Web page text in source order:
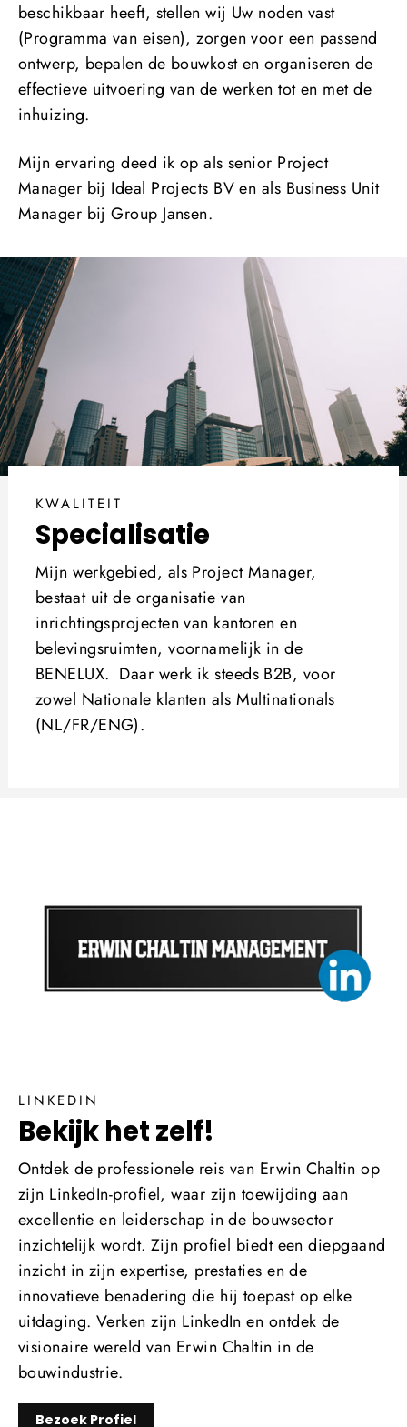
beschikbaar heeft, stellen wij Uw noden vast
(Programma van eisen), zorgen voor een passend
ontwerp, bepalen de bouwkost en organiseren de
effectieve uitvoering van de werken tot en met de
inhuizing.
Mijn ervaring deed ik op als senior Project
Manager bij Ideal Projects BV en als Business Unit
Manager bij Group Jansen.
KWALITEIT
Specialisatie
Mijn werkgebied, als Project Manager,
bestaat uit de organisatie van
inrichtingsprojecten van kantoren en
belevingsruimten, voornamelijk in de
BENELUX. Daar werk ik steeds B2B, voor
zowel Nationale klanten als Multinationals
(NL/FR/ENG).
LINKEDIN
Bekijk het zelf!
Ontdek de professionele reis van Erwin Chaltin op
zijn LinkedIn-profiel, waar zijn toewijding aan
excellentie en leiderschap in de bouwsector
inzichtelijk wordt. Zijn profiel biedt een diepgaand
inzicht in zijn expertise, prestaties en de
innovatieve benadering die hij toepast op elke
uitdaging. Verken zijn LinkedIn en ontdek de
visionaire wereld van Erwin Chaltin in de
bouwindustrie.
Bezoek Profiel